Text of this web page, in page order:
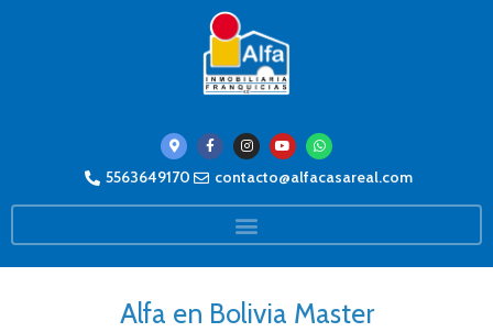
5563649170 contacto@alfacasareal.com
Alfa en Bolivia Master